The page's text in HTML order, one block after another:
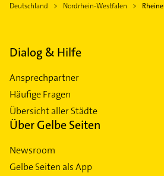
Deutschland Nordrhein-Westfalen Rheine
Dialog & Hilfe
Ansprechpartner
Häufige Fragen
Übersicht aller Städte
Über Gelbe Seiten
Newsroom
Gelbe Seiten als App